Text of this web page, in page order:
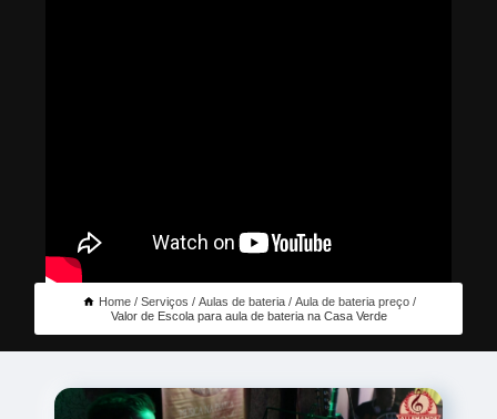
Home Serviços Aulas de bateria
Aula de bateria preço
Valor de Escola para aula de bateria na Casa Verde